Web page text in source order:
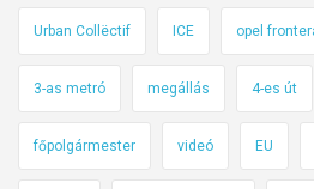
Urban Collëctif ICE opel
3-as metró megállás 4-es út
főpolgármester videó EU